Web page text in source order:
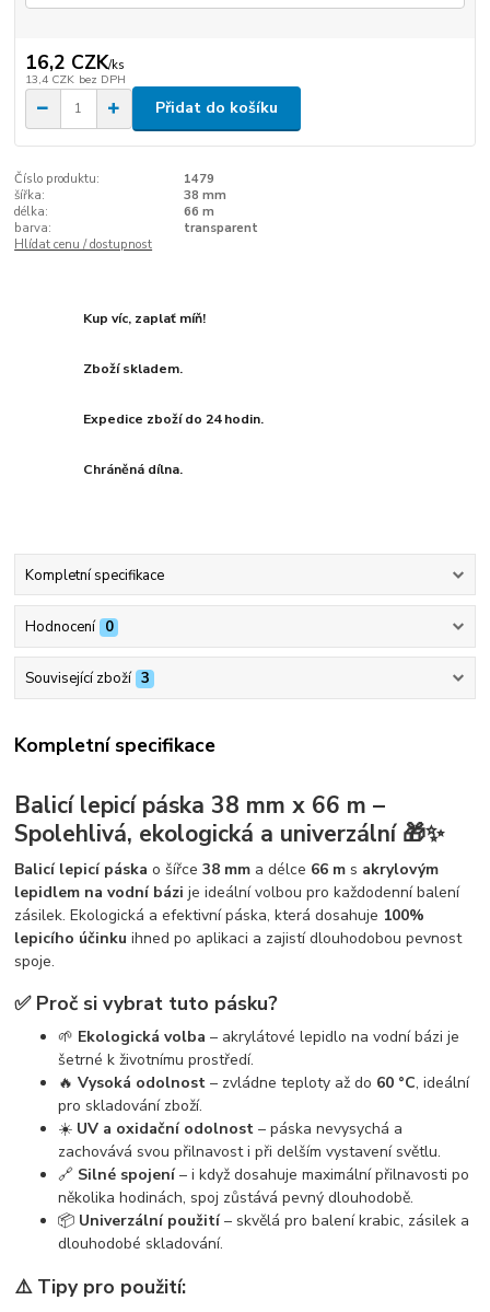
16,2 CZK/ks
13,4 CZK bez DPH
Přidat do košíku
Číslo produktu:
1479
šířka:
38 mm
délka:
66 m
barva:
transparent
Hlídat cenu / dostupnost
Kup víc, zaplať míň!
Zboží skladem.
Expedice zboží do 24 hodin.
Chráněná dílna.
Kompletní specifikace
Hodnocení 0
Související zboží 3
Kompletní specifikace
Balicí lepicí páska 38 mm x 66 m –
Spolehlivá, ekologická a univerzální 🎁✨
Balicí lepicí páska o šířce38 mm a délce 66 m s akrylovým
lepidlem na vodní bázi je ideální volbou pro každodenní balení
zásilek. Ekologická a efektivní páska, která dosahuje 100%
lepicího účinku ihned po aplikaci a zajistí dlouhodobou pevnost
spoje.
✅ Proč si vybrat tuto pásku?
🌱 Ekologická volba – akrylátové lepidlo na vodní bázi je
šetrné k životnímu prostředí.
🔥Vysoká odolnost – zvládne teploty až do 60 °C, ideální
pro skladování zboží.
☀️ UV a oxidační odolnost – páska nevysychá a
zachovává svou přilnavost i při delším vystavení světlu.
🔗 Silné spojení– i když dosahuje maximální přilnavosti po
několika hodinách, spoj zůstává pevný dlouhodobě.
📦 Univerzální použití– skvělá pro balení krabic, zásilek a
dlouhodobé skladování.
⚠️ Tipy pro použití: